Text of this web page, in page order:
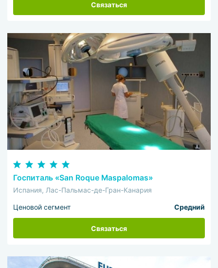
Связаться
Госпиталь «San Roque Maspalomas»
Испания, Лас-Пальмас-де-Гран-Канария
Ценовой сегмент Средний
Связаться